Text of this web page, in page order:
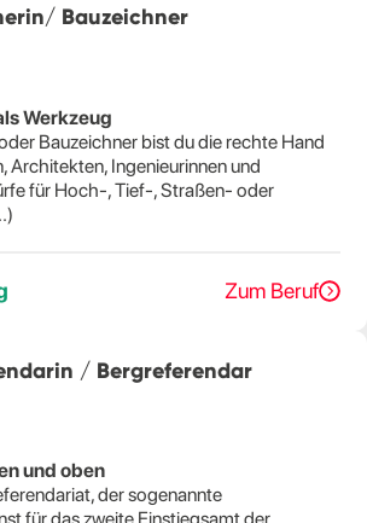
Bauzeichner
Werkzeug
Bauzeichner bist du die rechte Hand
Architekten, Ingenieurinnen und
für Hoch-, Tief-, Straßen- oder
Zum Beruf
/ Bergreferendar
und oben
der sogenannte